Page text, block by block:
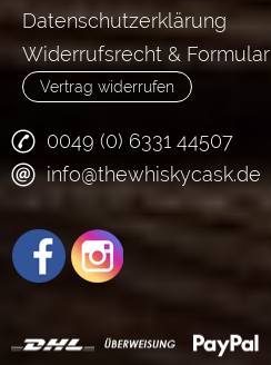
Datenschutzerklärung
Widerrufsrecht & Formular
Vertrag widerrufen
0049 (0) 6331 44507
info@thewhiskycask.de